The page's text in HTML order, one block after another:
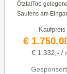
ÖtztalTop
Sautens am
Kaufpreis
€
€ 1.332,- /
Gesponsert